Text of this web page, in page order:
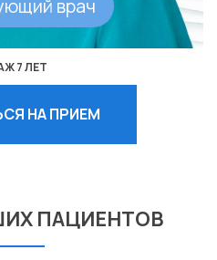
врач
7 ЛЕТ
НА ПРИЕМ
ПАЦИЕНТОВ